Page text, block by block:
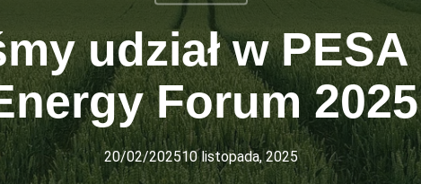
udział w
Forum 2025
20/02/202510 listopada, 2025